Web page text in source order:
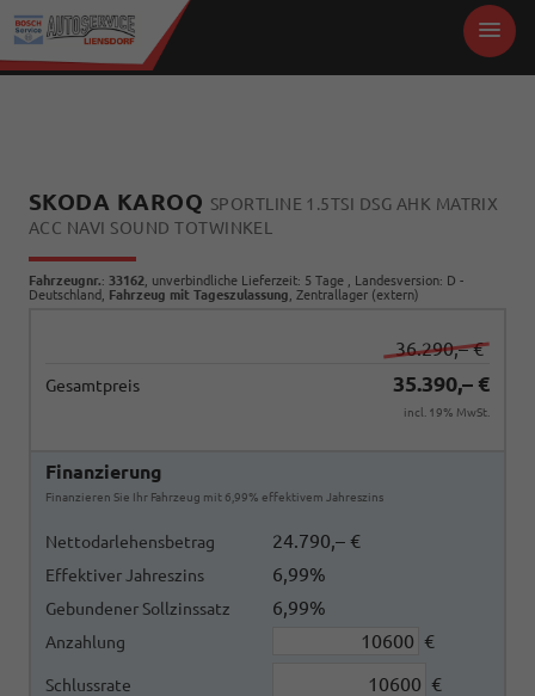
SKODA KAROQ SPORTLINE 1.5TSI DSG AHK MATRIX
ACC NAVI SOUND TOTWINKEL
Fahrzeugnr.: 33162 , unverbindliche Lieferzeit: 5 Tage , Landesversion: D -
Deutschland, Fahrzeug mit Tageszulassung , Zentrallager (extern)
36.290,– €
Gesamtpreis 35.390,– €
incl. 19% MwSt.
Finanzierung
Finanzieren Sie Ihr Fahrzeug mit 6,99% effektivem Jahreszins
Nettodarlehensbetrag 24.790,– €
Effektiver Jahreszins 6,99%
Gebundener Sollzinssatz 6,99%
Anzahlung €
Schlussrate €